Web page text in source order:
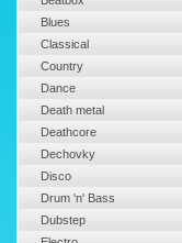
Blues
Classical
Country
Dance
Death metal
Deathcore
Dechovky
Disco
Drum 'n' Bass
Dubstep